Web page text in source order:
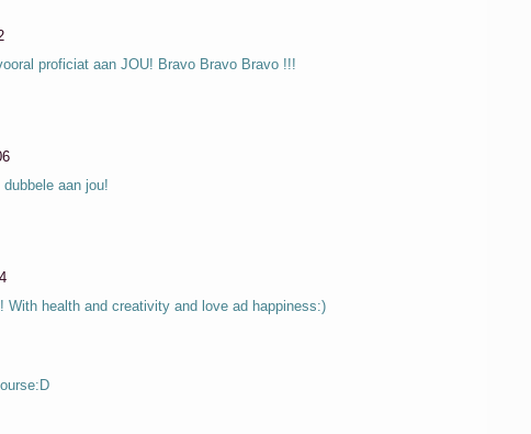
proficiat aan JOU! Bravo Bravo Bravo !!!
aan jou!
With health and creativity and love ad happiness:)